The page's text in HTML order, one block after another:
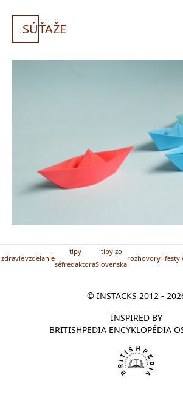
SÚŤAŽE
zdravievzdelanie
tipy
séfredaktora
tipy zo
Slovenska
rozhovory
© INSTACKS 2012 -
INSPIRED BY
BRITISHPEDIA ENCYKLOPÉDIA